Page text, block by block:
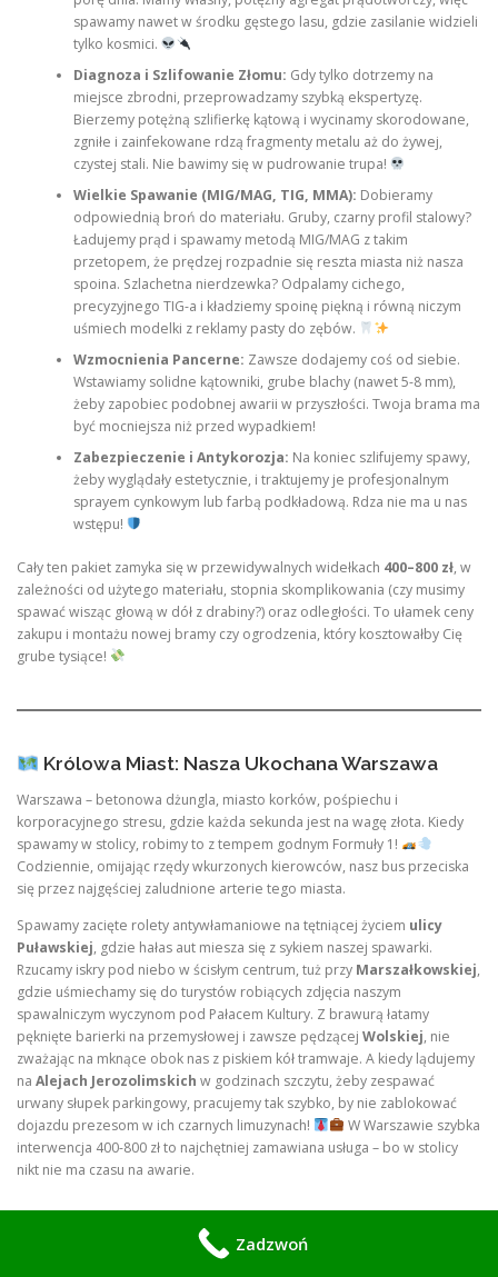
spawamy nawet w środku gęstego lasu, gdzie zasilanie widzieli
tylko kosmici.
Diagnoza i Szlifowanie Złomu: Gdy tylko dotrzemy na
miejsce zbrodni, przeprowadzamy szybką ekspertyzę.
Bierzemy potężną szlifierkę kątową i wycinamy skorodowane,
zgniłe i zainfekowane rdzą fragmenty metalu aż do żywej,
czystej stali. Nie bawimy się w pudrowanie trupa!
Wielkie Spawanie (MIG/MAG, TIG, MMA): Dobieramy
odpowiednią broń do materiału. Gruby, czarny profil stalowy?
Ładujemy prąd i spawamy metodą MIG/MAG z takim
przetopem, że prędzej rozpadnie się reszta miasta niż nasza
spoina. Szlachetna nierdzewka? Odpalamy cichego,
precyzyjnego TIG-a i kładziemy spoinę piękną i równą niczym
uśmiech modelki z reklamy pasty do zębów.
Wzmocnienia Pancerne: Zawsze dodajemy coś od siebie.
Wstawiamy solidne kątowniki, grube blachy (nawet 5-8 mm),
żeby zapobiec podobnej awarii w przyszłości. Twoja brama ma
być mocniejsza niż przed wypadkiem!
Zabezpieczenie i Antykorozja: Na koniec szlifujemy spawy,
żeby wyglądały estetycznie, i traktujemy je profesjonalnym
sprayem cynkowym lub farbą podkładową. Rdza nie ma u nas
wstępu!
Cały ten pakiet zamyka się w przewidywalnych widełkach 400–800 zł, w
zależności od użytego materiału, stopnia skomplikowania (czy musimy
spawać wisząc głową w dół z drabiny?) oraz odległości. To ułamek ceny
zakupu i montażu nowej bramy czy ogrodzenia, który kosztowałby Cię
grube tysiące!
Królowa Miast: Nasza Ukochana Warszawa
Warszawa – betonowa dżungla, miasto korków, pośpiechu i
korporacyjnego stresu, gdzie każda sekunda jest na wagę złota. Kiedy
spawamy w stolicy, robimy to z tempem godnym Formuły 1!
Codziennie, omijając rzędy wkurzonych kierowców, nasz bus przeciska
się przez najgęściej zaludnione arterie tego miasta.
Spawamy zacięte rolety antywłamaniowe na tętniącej życiem ulicy
Puławskiej, gdzie hałas aut miesza się z sykiem naszej spawarki.
Rzucamy iskry pod niebo w ścisłym centrum, tuż przy Marszałkowskiej,
gdzie uśmiechamy się do turystów robiących zdjęcia naszym
spawalniczym wyczynom pod Pałacem Kultury. Z brawurą łatamy
pęknięte barierki na przemysłowej i zawsze pędzącej Wolskiej, nie
zważając na mknące obok nas z piskiem kół tramwaje. A kiedy lądujemy
na Alejach Jerozolimskich w godzinach szczytu, żeby zespawać
urwany słupek parkingowy, pracujemy tak szybko, by nie zablokować
dojazdu prezesom w ich czarnych limuzynach!
W Warszawie szybka
interwencja 400-800 zł to najchętniej zamawiana usługa – bo w stolicy
nikt nie ma czasu na awarie.
Zadzwoń